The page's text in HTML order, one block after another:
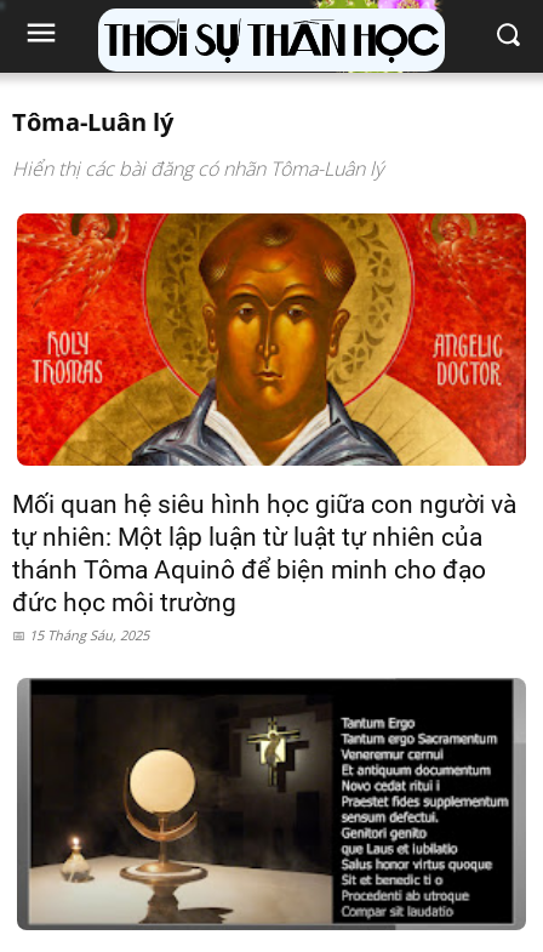
Tôma-Luân lý
Hiển thị các bài đăng có nhãn Tôma-Luân lý
Mối quan hệ siêu hình học giữa con người và
tự nhiên: Một lập luận từ luật tự nhiên của
thánh Tôma Aquinô để biện minh cho đạo
đức học môi trường
15 Tháng Sáu, 2025